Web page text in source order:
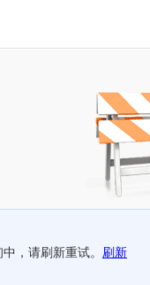
，请刷新重试。 刷新